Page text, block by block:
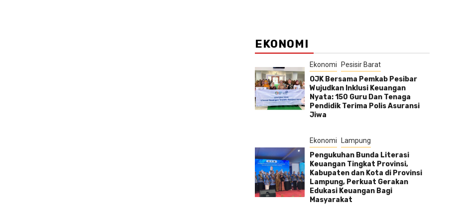
EKONOMI
Ekonomi Pesisir Barat
OJK Bersama Pemkab Pesibar
Wujudkan Inklusi Keuangan
Nyata: 150 Guru Dan Tenaga
Pendidik Terima Polis Asuransi
Jiwa
Ekonomi Lampung
Pengukuhan Bunda Literasi
Keuangan Tingkat Provinsi,
Kabupaten dan Kota di Provinsi
Lampung, Perkuat Gerakan
Edukasi Keuangan Bagi
Masyarakat